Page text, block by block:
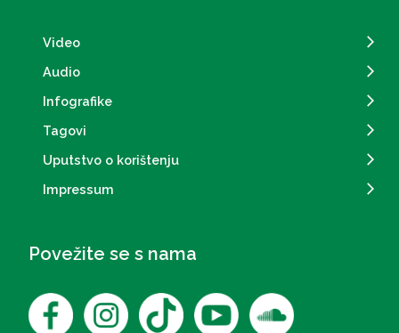
Video
Audio
Infografike
Tagovi
Uputstvo o korištenju
Impressum
Povežite se s nama